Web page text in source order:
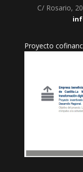
C/ Rosario,
Proyecto